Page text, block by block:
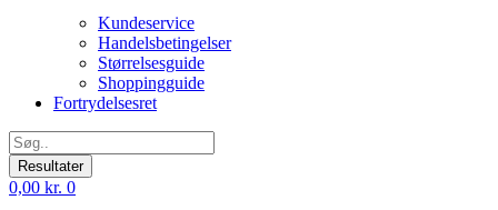
Kundeservice
Handelsbetingelser
Størrelsesguide
Shoppingguide
Fortrydelsesret
Search
...Resultater
0,00 kr. 0